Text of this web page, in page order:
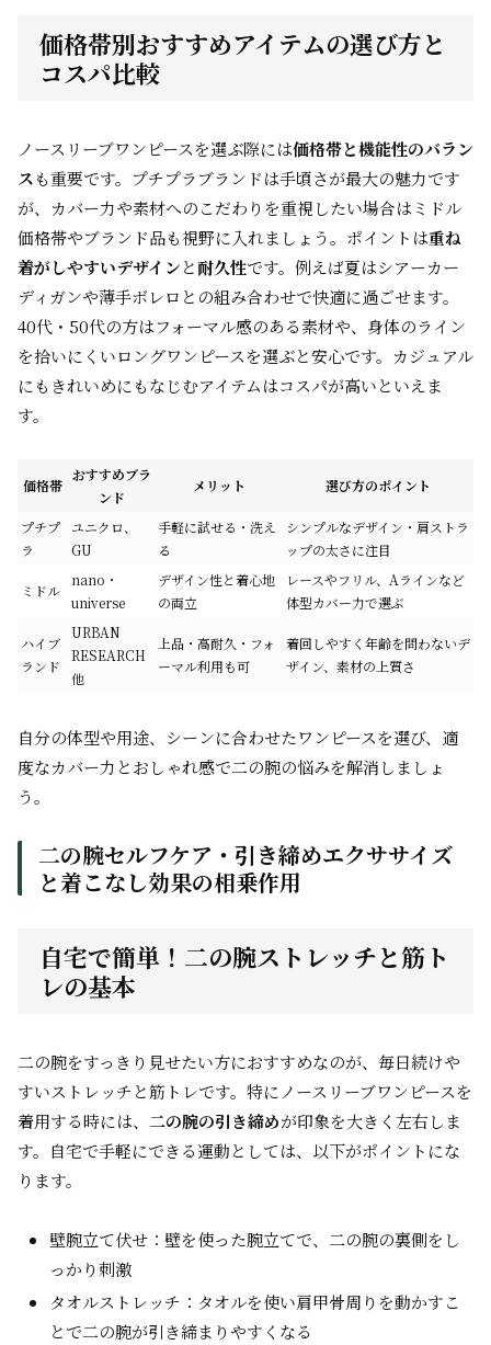
価格帯別おすすめアイテムの選び方と
コスパ比較
ノースリーブワンピースを選ぶ際には価格帯と機能性のバラン
スも重要です。プチプラブランドは手頃さが最大の魅力です
が、カバー力や素材へのこだわりを重視したい場合はミドル
価格帯やブランド品も視野に入れましょう。ポイントは重ね
着がしやすいデザインと耐久性です。例えば夏はシアーカー
ディガンや薄手ボレロとの組み合わせで快適に過ごせます。
40代・50代の方はフォーマル感のある素材や、身体のライン
を拾いにくいロングワンピースを選ぶと安心です。カジュアル
にもきれいめにもなじむアイテムはコスパが高いといえま
す。
価格帯
おすすめブラ
ンド
メリット 選び方のポイント
プチプ
ラ
ユニクロ、
GU
手軽に試せる・洗え
る
シンプルなデザイン・肩ストラ
ップの太さに注目
ミドル
nano・
universe
デザイン性と着心地
の両立
レースやフリル、Aラインなど
体型カバー力で選ぶ
ハイブ
ランド
URBAN
RESEARCH
他
上品・高耐久・フォ
ーマル利用も可
着回しやすく年齢を問わないデ
ザイン、素材の上質さ
自分の体型や用途、シーンに合わせたワンピースを選び、適
度なカバー力とおしゃれ感で二の腕の悩みを解消しましょ
う。
二の腕セルフケア・引き締めエクササイズ
と着こなし効果の相乗作用
自宅で簡単！二の腕ストレッチと筋ト
レの基本
二の腕をすっきり見せたい方におすすめなのが、毎日続けや
すいストレッチと筋トレです。特にノースリーブワンピースを
着用する時には、 二の腕の引き締めが印象を大きく左右しま
す。自宅で手軽にできる運動としては、以下がポイントにな
ります。
壁腕立て伏せ：壁を使った腕立てで、二の腕の裏側をし
っかり刺激
タオルストレッチ：タオルを使い肩甲骨周りを動かすこ
とで二の腕が引き締まりやすくなる